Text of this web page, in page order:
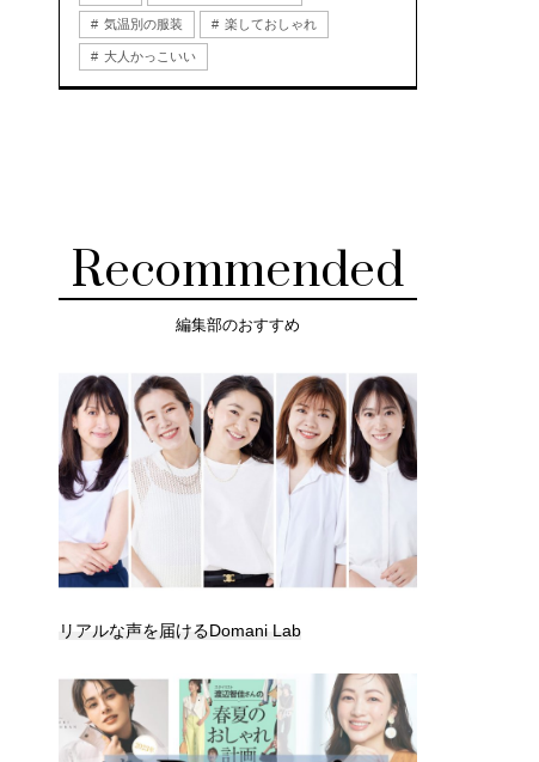
気温別の服装 楽しておしゃれ
大人かっこいい
Recommended
編集部のおすすめ
リアルな声を届けるDomani Lab